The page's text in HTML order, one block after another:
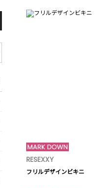
RESEXXY
フリルデザインビキニ